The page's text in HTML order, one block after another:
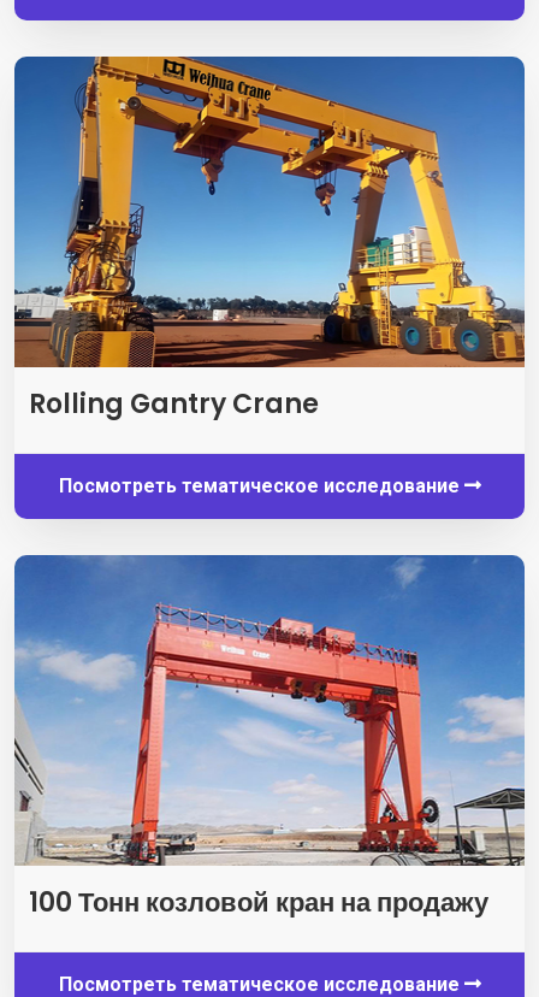
Rolling Gantry Crane
Посмотреть тематическое исследование
100 Тонн козловой кран на продажу
Посмотреть тематическое исследование